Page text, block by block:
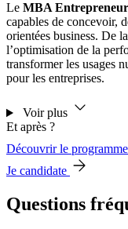
Le MBA
capables de concevoir,
orientées business. De
l’optimisation de la
transformer les usages
pour les entreprises.
Voir plus
Et après ?
Découvrir le
Je candidate
Questions